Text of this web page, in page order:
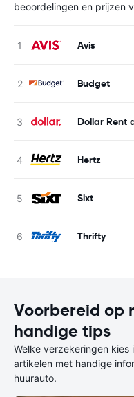
beoordelingen en prijzen
Avis
Budget
Dollar Rent
Hertz
Sixt
Thrifty
Voorbereid op
handige tips
Welke verzekeringen
artikelen met handige
huurauto.